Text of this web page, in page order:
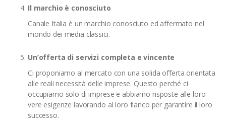
Il marchio è conosciuto
Canale Italia è un marchio conosciuto ed affermato nel
mondo dei media classici.
Un’offerta di servizi completa e vincente
Ci proponiamo al mercato con una solida offerta orientata
alle reali necessità delle imprese. Questo perché ci
occupiamo solo di imprese e abbiamo risposte alle loro
vere esigenze lavorando al loro fianco per garantire il loro
successo.